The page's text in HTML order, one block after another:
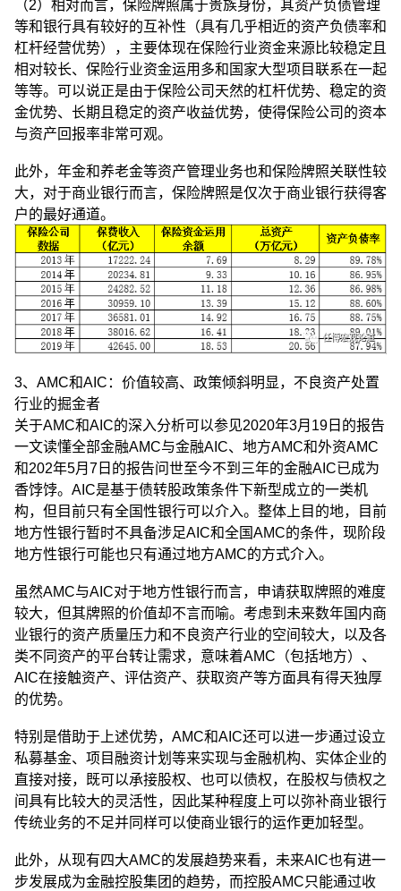
（2）相对而言，保险牌照属于贵族身份，其资产负债管理
等和银行具有较好的互补性（具有几乎相近的资产负债率和
杠杆经营优势），主要体现在保险行业资金来源比较稳定且
相对较长、保险行业资金运用多和国家大型项目联系在一起
等等。可以说正是由于保险公司天然的杠杆优势、稳定的资
金优势、长期且稳定的资产收益优势，使得保险公司的资本
与资产回报率非常可观。
此外，年金和养老金等资产管理业务也和保险牌照关联性较
大，对于商业银行而言，保险牌照是仅次于商业银行获得客
户的最好通道。
3、AMC和AIC：价值较高、政策倾斜明显，不良资产处置
行业的掘金者
关于AMC和AIC的深入分析可以参见2020年3月19日的报告
一文读懂全部金融AMC与金融AIC、地方AMC和外资AMC
和202年5月7日的报告问世至今不到三年的金融AIC已成为
香饽饽。AIC是基于债转股政策条件下新型成立的一类机
构，但目前只有全国性银行可以介入。整体上目的地，目前
地方性银行暂时不具备涉足AIC和全国AMC的条件，现阶段
地方性银行可能也只有通过地方AMC的方式介入。
虽然AMC与AIC对于地方性银行而言，申请获取牌照的难度
较大，但其牌照的价值却不言而喻。考虑到未来数年国内商
业银行的资产质量压力和不良资产行业的空间较大，以及各
类不同资产的平台转让需求，意味着AMC（包括地方）、
AIC在接触资产、评估资产、获取资产等方面具有得天独厚
的优势。
特别是借助于上述优势，AMC和AIC还可以进一步通过设立
私募基金、项目融资计划等来实现与金融机构、实体企业的
直接对接，既可以承接股权、也可以债权，在股权与债权之
间具有比较大的灵活性，因此某种程度上可以弥补商业银行
传统业务的不足并同样可以使商业银行的运作更加轻型。
此外，从现有四大AMC的发展趋势来看，未来AIC也有进一
步发展成为金融控股集团的趋势，而控股AMC只能通过收